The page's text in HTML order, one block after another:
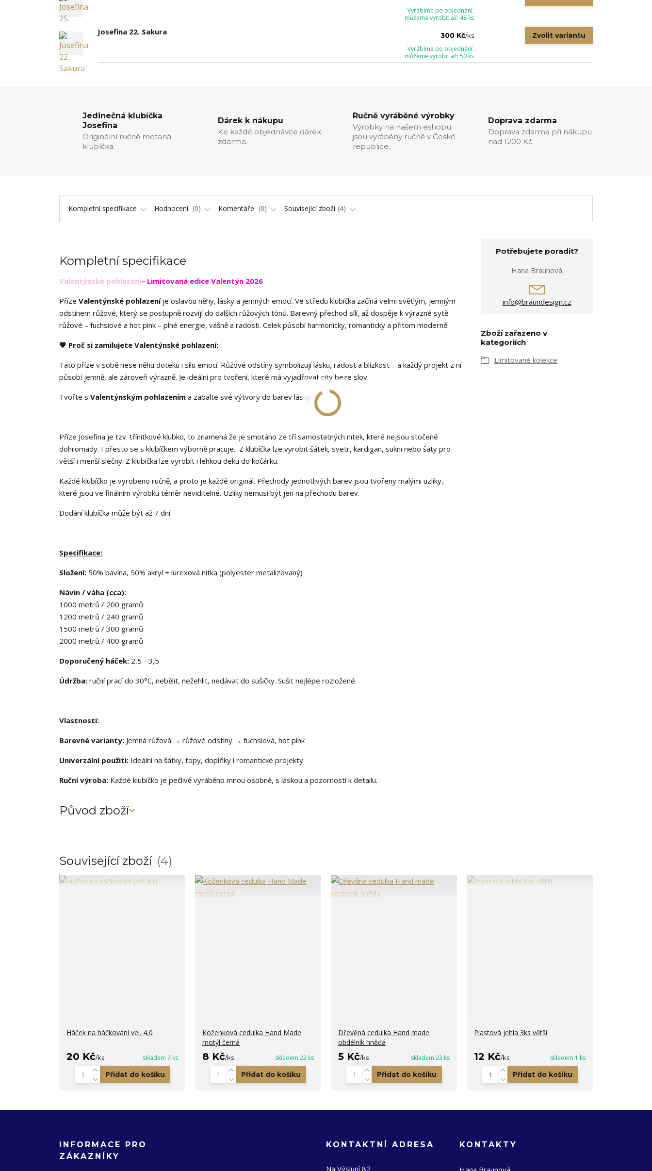
Vyrábíme po objednání;
můžeme vyrobit až: 48 ks
Josefina 22. Sakura 300 Kč/ks
Vyrábíme po objednání;
můžeme vyrobit až: 50 ks
Zvolit variantu
Jedinečná klubíčka
Josefina
Originální ručně motaná
klubíčka.
Dárek k nákupu
Ke každé objednávce dárek
zdarma.
Ručně vyráběné výrobky
Výrobky na našem eshopu
jsou vyráběny ručně v České
republice.
Doprava zdarma
Doprava zdarma při nákupu
nad 1200 Kč.
Kompletní specifikace Hodnocení 0 Komentáře 0 Související zboží 4
Kompletní specifikace
Valentýnské pohlazení– Limitovaná edice Valentýn 2026
Příze Valentýnské pohlazeníje oslavou něhy, lásky a jemných emocí. Ve středu klubíčka začíná velmi světlým, jemným
odstínem růžové, který se postupně rozvíjí do dalších růžových tónů. Barevný přechod sílí, až dospěje k výrazné sytě
růžové – fuchsiové a hot pink – plné energie, vášně a radosti. Celek působí harmonicky, romanticky a přitom moderně.
💗 Proč si zamilujete Valentýnské pohlazení:
Tato příze v sobě nese něhu doteku i sílu emocí. Růžové odstíny symbolizují lásku, radost a blízkost – a každý projekt z ní
působí jemně, ale zároveň výrazně. Je ideální pro tvoření, které má vyjadřovat city beze slov.
Tvořte s Valentýnským pohlazením a zabalte své výtvory do barev lásky. ✨
Příze Josefina je tzv. třínitkové klubko, to znamená že je smotáno ze tří samostatných nitek, které nejsou stočené
dohromady. I přesto se s klubíčkem výborně pracuje. Z klubíčka lze vyrobit šátek, svetr, kardigan, sukni nebo šaty pro
větší i menší slečny. Z klubíčka lze vyrobit i lehkou deku do kočárku.
Každé klubíčko je vyrobeno ručně, a proto je každé originál. Přechody jednotlivých barev jsou tvořeny malými uzlíky,
které jsou ve finálním výrobku téměr neviditelné. Uzlíky nemusí být jen na přechodu barev.
Dodání klubíčka může být až 7 dní.
Specifikace:
Složení: 50% bavlna, 50% akryl + lurexová nitka (polyester metalizovaný)
Návin / váha (cca):
1000 metrů / 200 gramů
1200 metrů / 240 gramů
1500 metrů / 300 gramů
2000 metrů / 400 gramů
Doporučený háček: 2,5 - 3,5
Údržba: ruční prací do 30°C, nebělit, nežehlit, nedávat do sušičky. Sušit nejlépe rozložené.
Vlastnosti:
Barevné varianty: Jemná růžová → růžové odstíny → fuchsiová, hot pink
Univerzální použití: Ideální na šátky, topy, doplňky i romantické projekty
Ruční výroba: Každé klubíčko je pečlivě vyráběno mnou osobně, s láskou a pozorností k detailu.
Původ zboží
Potřebujete poradit?
Hana Braunová
info@braundesign.cz
Zboží zařazeno v
kategoriích
Limitované kolekce
Související zboží 4
Háček na háčkování vel. 4,0
20 Kč/ks skladem 7 ks
Přidat do košíku
Koženková cedulka Hand Made
motýl černá
8 Kč/ks skladem 22 ks
Přidat do košíku
Dřevěná cedulka Hand made
obdélník hnědá
5 Kč/ks skladem 23 ks
Přidat do košíku
Plastová jehla 3ks větší
12 Kč/ks skladem 1 ks
Přidat do košíku
INFORMACE PRO
ZÁKAZNÍKY
KONTAKTNÍ ADRESA
Na Výsluní 82
KONTAKTY